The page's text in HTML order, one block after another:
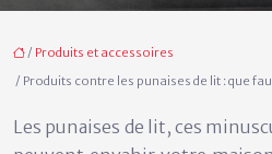
/ Produits et accessoires
/ Produits contre les punaises de lit : que
Les punaises de lit, ces